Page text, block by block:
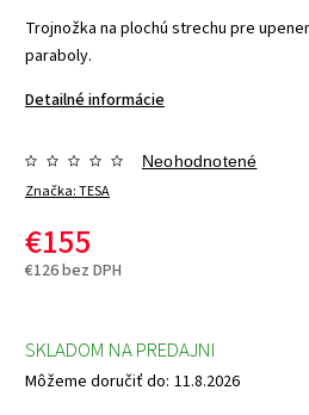
Trojnožka na plochú strechu pre
paraboly.
Detailné informácie
Značka:TESA
Neohodnotené
€155
€126 bez DPH
SKLADOM NA PREDAJNI
Môžeme doručiť do: 11.8.2026